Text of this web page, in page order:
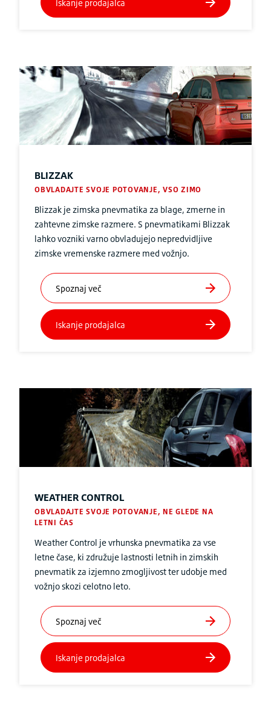
BLIZZAK
OBVLADAJTE SVOJE POTOVANJE, VSO ZIMO
Blizzak je zimska pnevmatika za blage, zmerne in
zahtevne zimske razmere. S pnevmatikami Blizzak
lahko vozniki varno obvladujejo nepredvidljive
zimske vremenske razmere med vožnjo.
WEATHER CONTROL
OBVLADAJTE SVOJE POTOVANJE, NE GLEDE NA
LETNI ČAS
Weather Control je vrhunska pnevmatika za vse
letne čase, ki združuje lastnosti letnih in zimskih
pnevmatik za izjemno zmogljivost ter udobje med
vožnjo skozi celotno leto.